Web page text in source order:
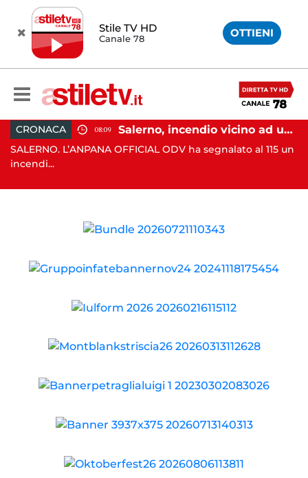
Stile TV HD
Canale 78 OTTIENI
CRONACA 08:09 Salerno, incendio vicino ad un traliccio: tempestivi i soccorsi
SALERNO. L’ANPANA OFFICIAL ODV ha segnalato al 115 un
incendi...